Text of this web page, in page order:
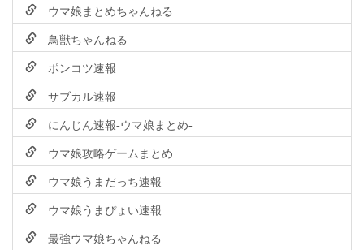
ウマ娘まとめちゃんねる
鳥獣ちゃんねる
ポンコツ速報
サブカル速報
にんじん速報-ウマ娘まとめ-
ウマ娘攻略ゲームまとめ
ウマ娘うまだっち速報
ウマ娘うまぴょい速報
最強ウマ娘ちゃんねる